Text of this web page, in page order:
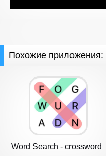
Похожие приложения:
Word Search - crossword